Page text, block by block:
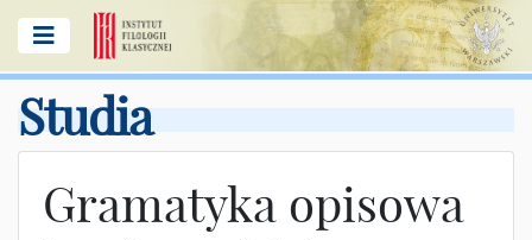
Studia
Gramatyka opisowa